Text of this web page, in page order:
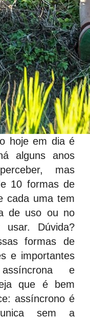
hoje em dia é
alguns anos
mas
10 formas de
cada uma tem
de uso ou no
Dúvida?
formas de
e importantes
e
que é bem
assíncrono é
sem a